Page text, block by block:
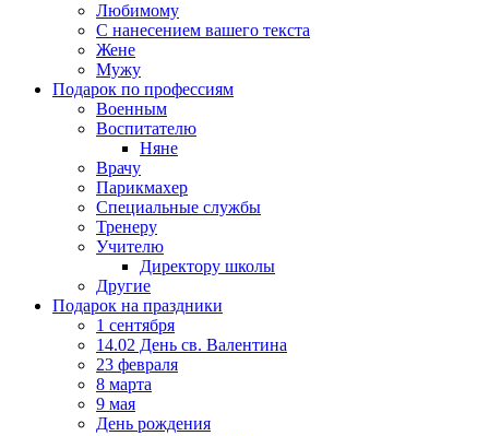
Любимому
С нанесением вашего текста
Жене
Мужу
Подарок по профессиям
Военным
Воспитателю
Няне
Врачу
Парикмахер
Специальные службы
Тренеру
Учителю
Директору школы
Другие
Подарок на праздники
1 сентября
14.02 День св. Валентина
23 февраля
8 марта
9 мая
День рождения